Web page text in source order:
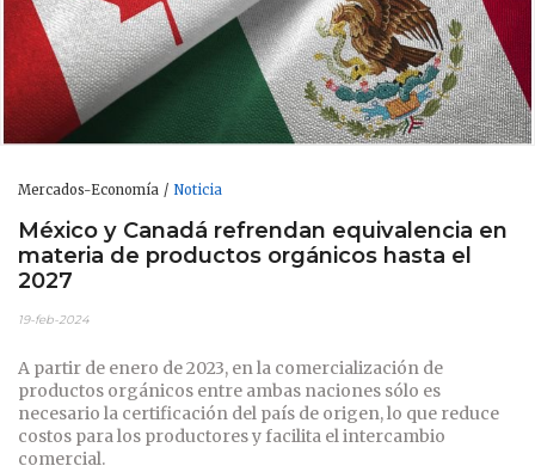
Mercados-Economía Noticia
México y Canadá refrendan equivalencia en
materia de productos orgánicos hasta el
2027
19-feb-2024
A partir de enero de 2023, en la comercialización de
productos orgánicos entre ambas naciones sólo es
necesario la certificación del país de origen, lo que reduce
costos para los productores y facilita el intercambio
comercial.